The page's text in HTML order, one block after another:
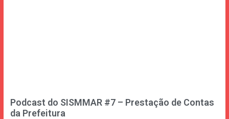
Podcast do SISMMAR #7 – Prestação de Contas
da Prefeitura